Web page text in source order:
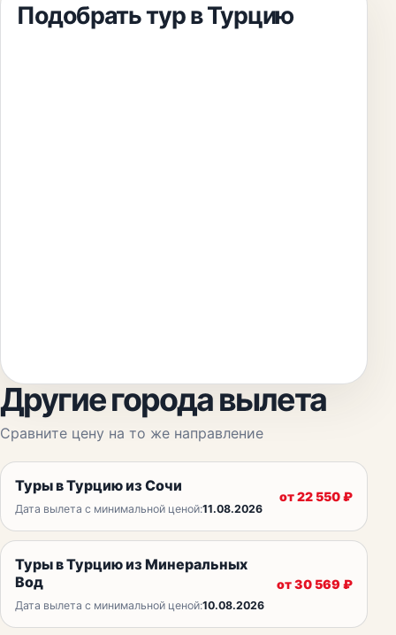
Подобрать турв Турцию
Другие города вылета
Сравните цену на то же направление
Туры в Турцию из Сочи
Дата вылета с минимальной ценой:11.08.2026
от22 550₽
Туры в Турцию из Минеральных
Вод
Дата вылета с минимальной ценой:10.08.2026
от30 569 ₽